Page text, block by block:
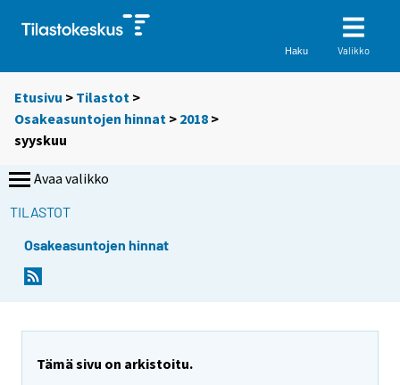
Haku Valikko
Etusivu > Tilastot >
Osakeasuntojen hinnat > 2018 >
syyskuu
Avaa valikko
TILASTOT
Osakeasuntojen hinnat
Tämä sivu on arkistoitu.